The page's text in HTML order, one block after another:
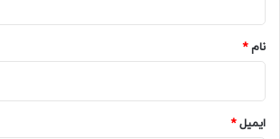
نام*
ایمیل*